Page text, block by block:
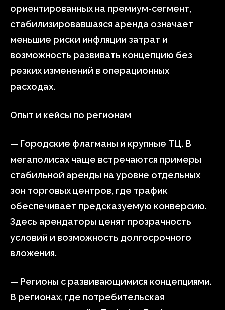
ориентированных на премиум-сегмент,
стабилизировавшаяся аренда означает
меньшие риски инфляции затрат и
возможность развивать концепцию без
резких изменений в операционных
расходах.
Опыт и кейсы по регионам
— Городские флагманы и крупные ТЦ. В
мегаполисах чаще встречаются примеры
стабильной аренды на уровне отдельных
зон торговых центров, где трафик
обеспечивает предсказуемую конверсию.
Здесь арендаторы ценят прозрачность
условий и возможность долгосрочного
вложения.
— Регионы с развивающимися концепциями.
В регионах, где потребительская